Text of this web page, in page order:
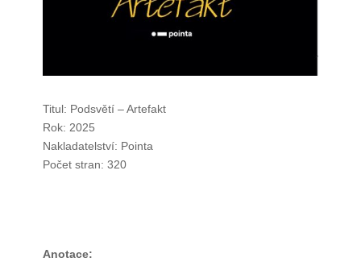
Titul: Podsvětí – Artefakt
Rok: 2025
Nakladatelství: Pointa
Počet stran: 320
Anotace: